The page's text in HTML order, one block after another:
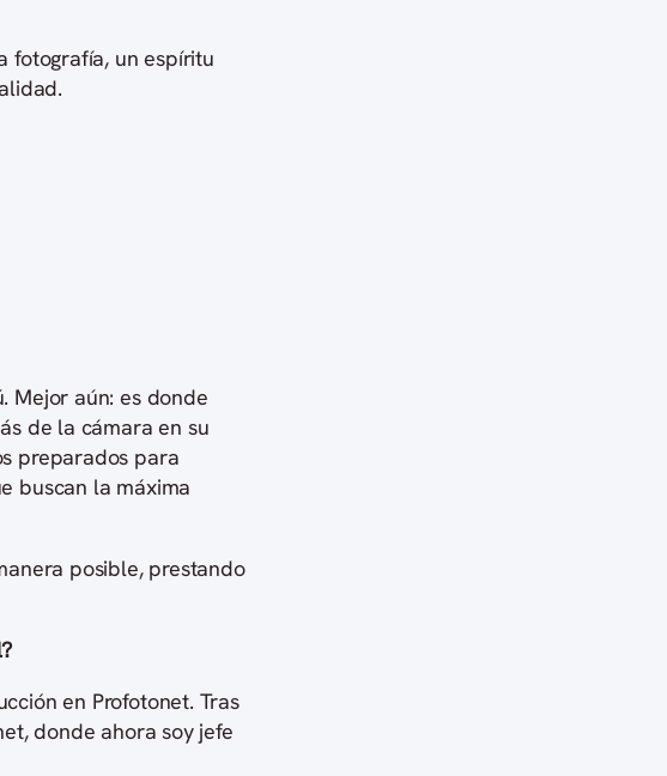
fotografía, un espíritu
Mejor aún: es donde
de la cámara en su
preparados para
buscan la máxima
posible, prestando
en Profotonet. Tras
donde ahora soy jefe